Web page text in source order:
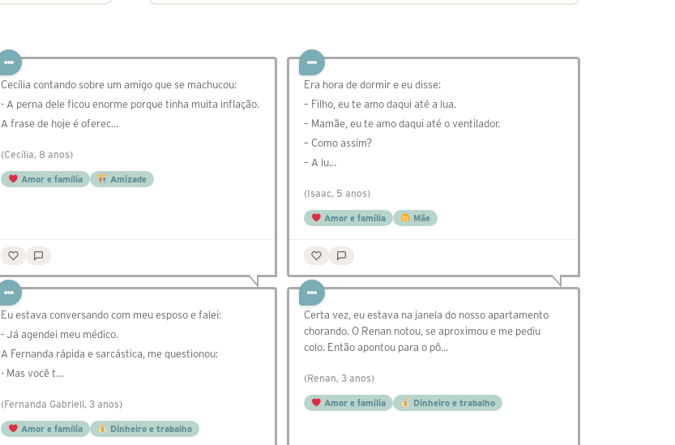
Cecília contando sobre um amigo que se machucou:
- A perna dele ficou enorme porque tinha muita inflação.
A frase de hoje é oferec…
(Cecília, 8 anos)
Amor e família Amizade
Era hora de dormir e eu disse:
– Filho, eu te amo daqui até a lua.
– Mamãe, eu te amo daqui até o ventilador.
– Como assim?
– A lu…
(Isaac, 5 anos)
Amor e família Mãe
Eu estava conversando com meu esposo e falei:
- Já agendei meu médico.
A Fernanda rápida e sarcástica, me questionou:
- Mas você t…
(Fernanda Gabrieli, 3 anos)
Amor e família Dinheiro e trabalho
Certa vez, eu estava na janela do nosso apartamento
chorando. O Renan notou, se aproximou e me pediu
colo. Então apontou para o pô…
(Renan, 3 anos)
Amor e família Dinheiro e trabalho